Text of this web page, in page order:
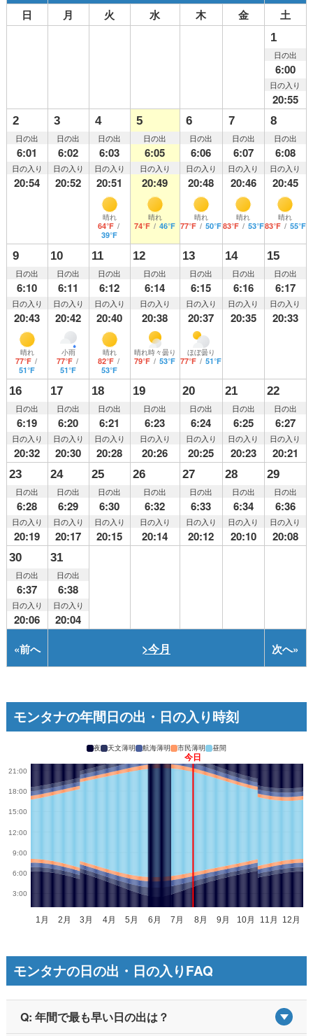
日
月 火 水 木 金 土
1
日の出
6:00
日の入り
20:55
2
日の出
6:01
日の入り
20:54
3
日の出
6:02
日の入り
20:52
4
日の出
6:03
日の入り
20:51
晴れ
64°F /
39°F
5
日の出
6:05
日の入り
20:49
晴れ
74°F / 46°F
6
日の出
6:06
日の入り
20:48
晴れ
77°F / 50°F
7
日の出
6:07
日の入り
20:46
晴れ
83°F / 53°F
8
日の出
6:08
日の入り
20:45
晴れ
83°F / 55°F
9
日の出
6:10
日の入り
20:43
晴れ
77°F /
51°F
10
日の出
6:11
日の入り
20:42
小雨
77°F /
51°F
11
日の出
6:12
日の入り
20:40
晴れ
82°F /
53°F
12
日の出
6:14
日の入り
20:38
晴れ時々曇り
79°F / 53°F
13
日の出
6:15
日の入り
20:37
ほぼ曇り
77°F / 51°F
14
日の出
6:16
日の入り
20:35
15
日の出
6:17
日の入り
20:33
16
日の出
6:19
日の入り
20:32
17
日の出
6:20
日の入り
20:30
18
日の出
6:21
日の入り
20:28
19
日の出
6:23
日の入り
20:26
20
日の出
6:24
日の入り
20:25
21
日の出
6:25
日の入り
20:23
22
日の出
6:27
日の入り
20:21
23
日の出
6:28
日の入り
20:19
24
日の出
6:29
日の入り
20:17
25
日の出
6:30
日の入り
20:15
26
日の出
6:32
日の入り
20:14
27
日の出
6:33
日の入り
20:12
28
日の出
6:34
日の入り
20:10
29
日の出
6:36
日の入り
20:08
30
日の出
6:37
日の入り
20:06
31
日の出
6:38
日の入り
20:04
«前へ >今月 次へ»
モンタナの年間日の出・日の入り時刻
夜 天文薄明 航海薄明 市民薄明 昼間
モンタナの日の出・日の入りFAQ
Q: 年間で最も早い日の出は？